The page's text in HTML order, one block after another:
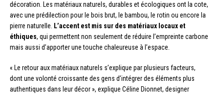
décoration. Les matériaux naturels, durables et écologiques ont la cote,
avec une prédilection pour le bois brut, le bambou, le rotin ou encore la
pierre naturelle.
L’accent est mis sur des matériaux locaux et
éthiques, qui permettent non seulement de réduire l’empreinte carbone
mais aussi d’apporter une touche chaleureuse à l’espace.
« Le retour aux matériaux naturels s’explique par plusieurs facteurs,
dont une volonté croissante des gens d’intégrer des éléments plus
authentiques dans leur décor », explique Céline Dionnet, designer